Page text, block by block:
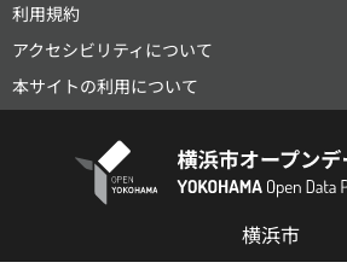
利用規約
アクセシビリティについて
本サイトの利用について
横浜市